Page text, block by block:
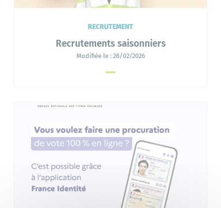
RECRUTEMENT
Recrutements saisonniers
Modifiée le : 28/02/2026